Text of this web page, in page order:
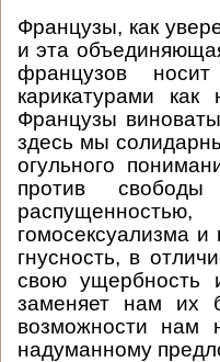
Французы, как
и эта
французов
карикатурами как
Французы
здесь мы
огульного
против
гомосексуализма
гнусность, в
свою ущербность
заменяет нам их
возможности нам
надуманному